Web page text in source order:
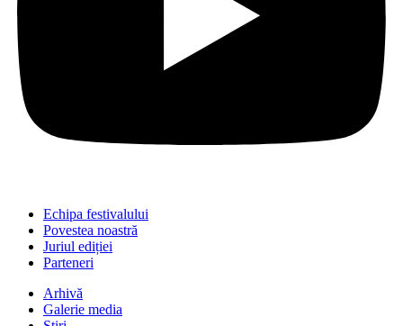
Echipa festivalului
Povestea noastră
Juriul ediției
Parteneri
Arhivă
Galerie media